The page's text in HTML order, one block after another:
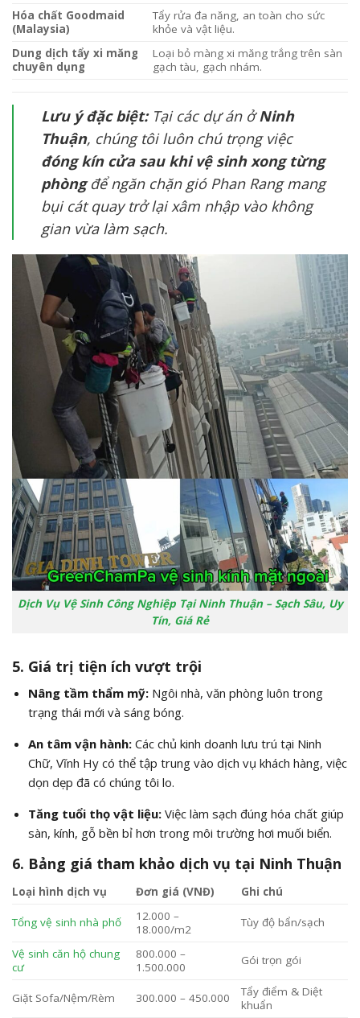
Hóa chất Goodmaid
(Malaysia)
Tẩy rửa đa năng, an toàn cho sức
khỏe và vật liệu.
Dung dịch tẩy xi măng
chuyên dụng
Loại bỏ màng xi măng trắng trên sàn
gạch tàu, gạch nhám.
Lưu ý đặc biệt:Tại các dự án ởNinh
Thuận, chúng tôi luôn chú trọng việc
đóng kín cửa sau khi vệ sinh xong từng
phòngđể ngăn chặn gió Phan Rang mang
bụi cát quay trở lại xâm nhập vào không
gian vừa làm sạch.
Dịch Vụ Vệ Sinh Công Nghiệp Tại Ninh Thuận – Sạch Sâu, Uy
Tín, Giá Rẻ
5. Giá trị tiện ích vượt trội
Nâng tầm thẩm mỹ:Ngôi nhà, văn phòng luôn trong
trạng thái mới và sáng bóng.
An tâm vận hành:Các chủ kinh doanh lưu trú tại Ninh
Chữ, Vĩnh Hy có thể tập trung vào dịch vụ khách hàng, việc
dọn dẹp đã có chúng tôi lo.
Tăng tuổi thọ vật liệu:Việc làm sạch đúng hóa chất giúp
sàn, kính, gỗ bền bỉ hơn trong môi trường hơi muối biển.
6. Bảng giá tham khảo dịch vụ tại Ninh Thuận
Loại hình dịch vụ Đơn giá (VNĐ) Ghi chú
Tổng vệ sinh nhà phố
12.000 –
18.000/m2
Tùy độ bẩn/sạch
Vệ sinh căn hộ chung
cư
800.000 –
1.500.000
Gói trọn gói
Giặt Sofa/Nệm/Rèm 300.000 – 450.000
Tẩy điểm & Diệt
khuẩn